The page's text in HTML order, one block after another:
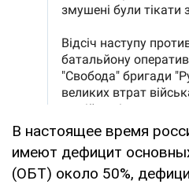
В настоящее время
имеют дефицит
(ОБТ) около 50%,